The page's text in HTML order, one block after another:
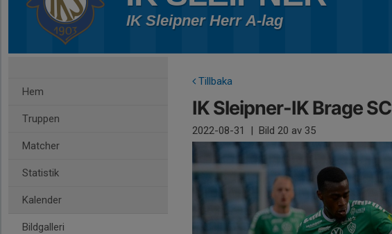
IK Sleipner Herr A-lag
Hem
Truppen
Matcher
Statistik
Kalender
Bildgalleri
Tillbaka
IK Sleipner-IK Brage SC
2022-08-31 | Bild 20 av 35